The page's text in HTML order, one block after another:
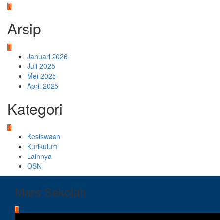
Arsip
Januari 2026
Juli 2025
Mei 2025
April 2025
Kategori
Kesiswaan
Kurikulum
Lainnya
OSN
Mars Sekolah